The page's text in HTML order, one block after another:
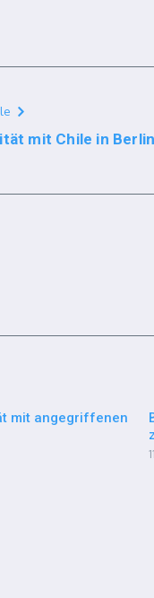
mit Chile in
mit angegriffenen